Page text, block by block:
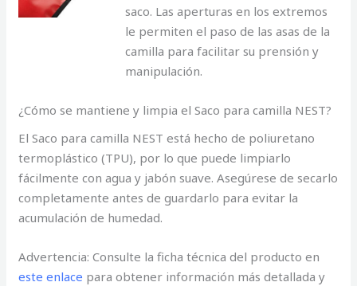
saco. Las aperturas en los extremos
le permiten el paso de las asas de la
camilla para facilitar su prensión y
manipulación.
¿Cómo se mantiene y limpia el Saco para camilla NEST?
El Saco para camilla NEST está hecho de poliuretano
termoplástico (TPU), por lo que puede limpiarlo
fácilmente con agua y jabón suave. Asegúrese de secarlo
completamente antes de guardarlo para evitar la
acumulación de humedad.
Advertencia: Consulte la ficha técnica del producto en
este enlace para obtener información más detallada y